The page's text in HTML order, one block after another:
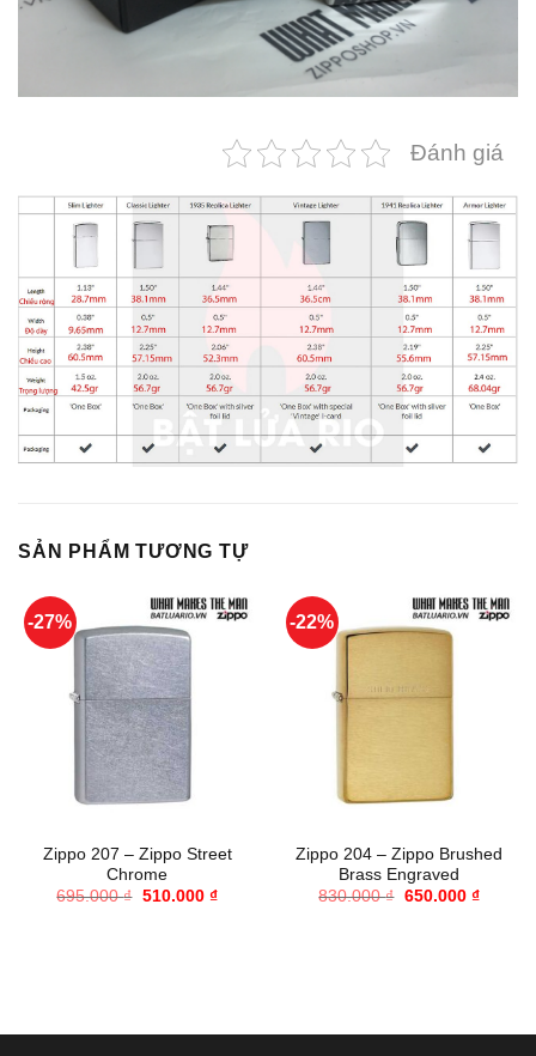
Đánh giá
SẢN PHẨM TƯƠNG TỰ
-27%
Zippo 207 – Zippo Street
Chrome
695.000₫ Giá
510.000 ₫Giá
-22%
Zippo 204 – Zippo Brushed
Brass Engraved
830.000₫ Giá
650.000 ₫Giá